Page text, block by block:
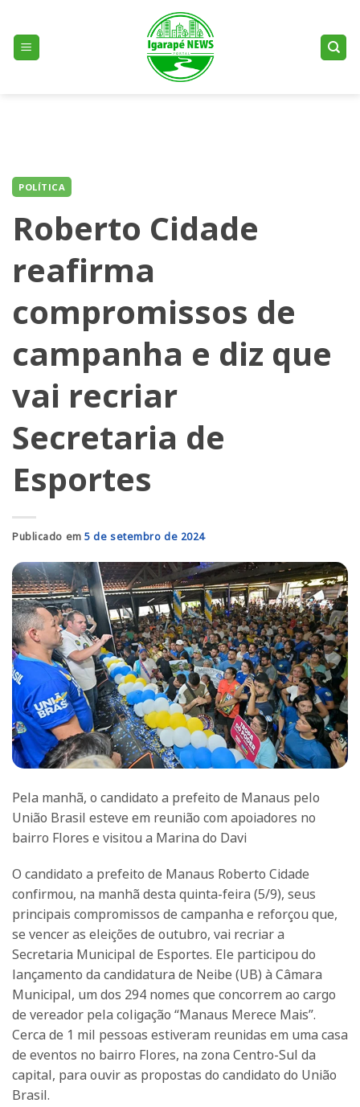
content
POLÍTICA
Roberto Cidade
reafirma
compromissos de
campanha e diz que
vai recriar
Secretaria de
Esportes
Publicado em5 de setembro de 2024
Pela manhã, o candidato a prefeito de Manaus pelo
União Brasil esteve em reunião com apoiadores no
bairro Flores e visitou a Marina do Davi
O candidato a prefeito de Manaus Roberto Cidade
confirmou, na manhã desta quinta-feira (5/9), seus
principais compromissos de campanha e reforçou que,
se vencer as eleições de outubro, vai recriar a
Secretaria Municipal de Esportes. Ele participou do
lançamento da candidatura de Neibe (UB) à Câmara
Municipal, um dos 294 nomes que concorrem ao cargo
de vereador pela coligação “Manaus Merece Mais”.
Cerca de 1 mil pessoas estiveram reunidas em uma casa
de eventos no bairro Flores, na zona Centro-Sul da
capital, para ouvir as propostas do candidato do União
Brasil.